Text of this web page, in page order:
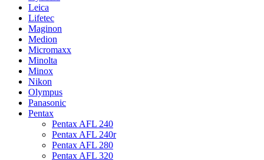
Leica
Lifetec
Maginon
Medion
Micromaxx
Minolta
Minox
Nikon
Olympus
Panasonic
Pentax
Pentax AFL 240
Pentax AFL 240r
Pentax AFL 280
Pentax AFL 320